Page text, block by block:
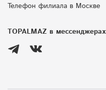
Телефон филиала в Москве
TOPALMAZ в мессенджерах